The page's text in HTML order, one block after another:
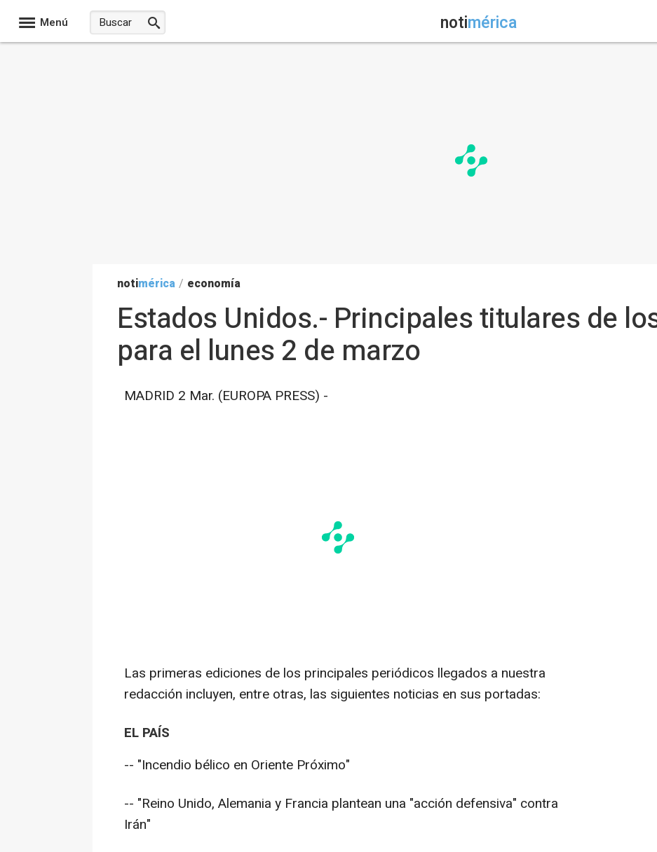
Menú notimérica
notimérica / economía
Estados Unidos.- Principales titulares de
para el lunes 2 de marzo
MADRID 2 Mar. (EUROPA PRESS) -
Las primeras ediciones de los principales periódicos llegados a nuestra
redacción incluyen, entre otras, las siguientes noticias en sus portadas:
EL PAÍS
-- "Incendio bélico en Oriente Próximo"
-- "Reino Unido, Alemania y Francia plantean una "acción defensiva" contra
Irán"